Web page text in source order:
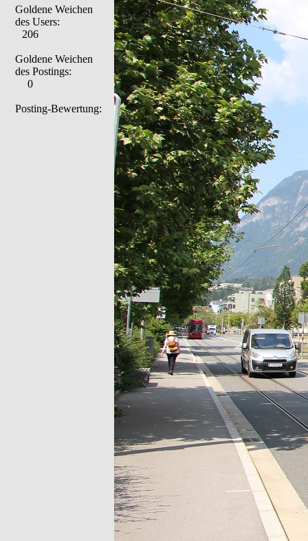
Goldene Weichen
des Users:
206
Goldene Weichen
des Postings:
0
Posting-Bewertung: